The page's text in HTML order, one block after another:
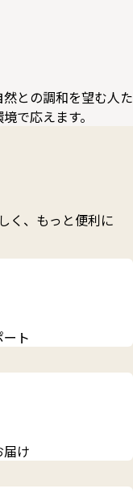
との調和を望む人た
で応えます。
く、もっと便利に
ト
け